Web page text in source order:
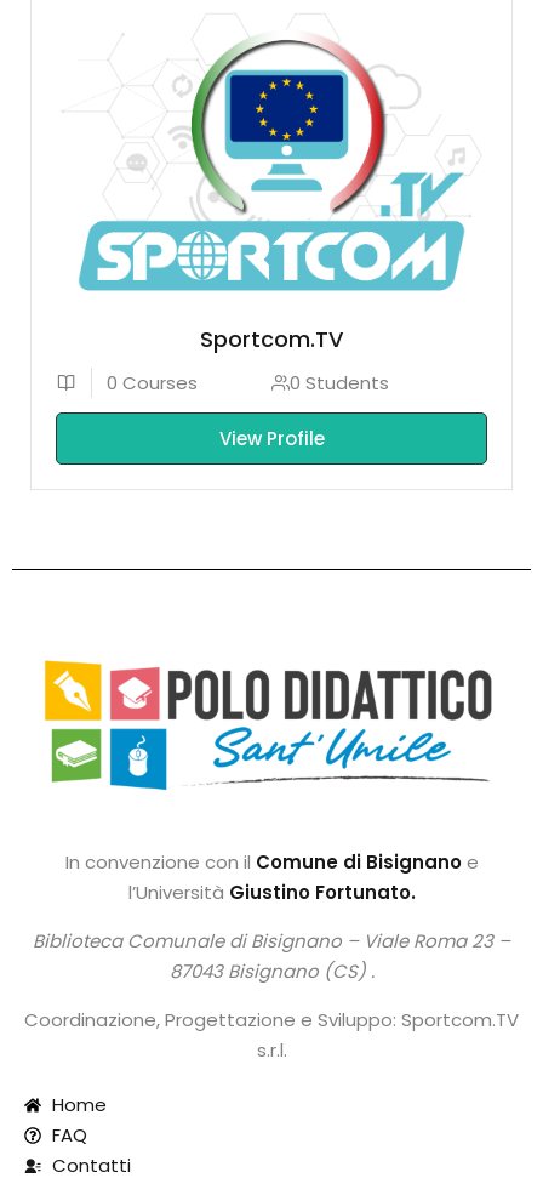
Sportcom.TV
0 Courses 0 Students
View Profile
In convenzione con il Comune di Bisignanoe
l’Università Giustino Fortunato.
Biblioteca Comunale di Bisignano – Viale Roma 23 –
87043 Bisignano (CS) .
Coordinazione, Progettazione e Sviluppo: Sportcom.TV
s.r.l.
Home
FAQ
Contatti